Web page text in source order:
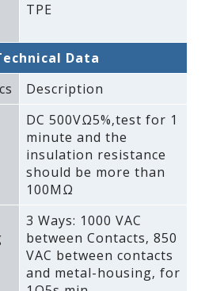
TPE
Data
Description
DC 500VΩ5%‚test for 1
minute and the
insulation resistance
should be more than
100MΩ
3 Ways: 1000 VAC
between Contacts‚ 850
VAC between contacts
and metal-housing‚ for